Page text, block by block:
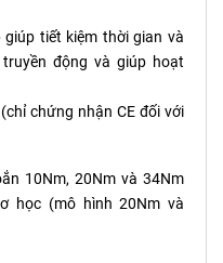
tiết kiệm thời gian và
động và giúp hoạt
chứng nhận CE đối với
10Nm, 20Nm và 34Nm
học (mô hình 20Nm và